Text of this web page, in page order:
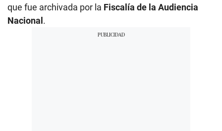
que fue archivada por la Fiscalía de la Audiencia
Nacional .